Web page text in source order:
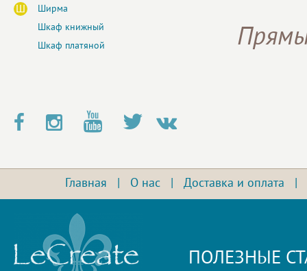
Ш
Ширма
Шкаф книжный
Шкаф платяной
Главная О нас Доставка и оплата
ПОЛЕЗНЫЕ